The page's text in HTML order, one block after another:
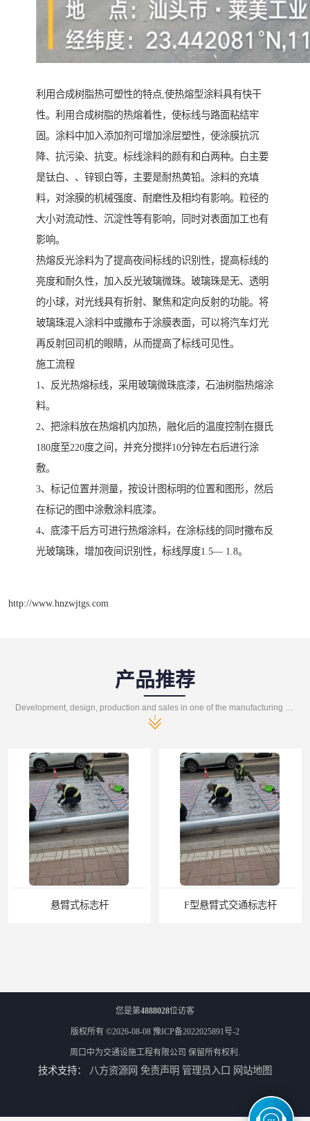
利用合成树脂热可塑性的特点,使热熔型涂料具有快干
性。利用合成树脂的热熔着性，使标线与路面粘结牢
固。涂料中加入添加剂可增加涂层塑性，使涂膜抗沉
降、抗污染、抗变。标线涂料的颜有和白两种。白主要
是钛白、、锌钡白等，主要是耐热黄铅。涂料的充填
料，对涂膜的机械强度、耐磨性及相均有影响。粒径的
大小对流动性、沉淀性等有影响，同时对表面加工也有
影响。
热熔反光涂料为了提高夜间标线的识别性，提高标线的
亮度和耐久性，加入反光玻璃微珠。玻璃珠是无、透明
的小球，对光线具有折射、聚焦和定向反射的功能。将
玻璃珠混入涂料中或撒布于涂膜表面，可以将汽车灯光
再反射回司机的眼睛，从而提高了标线可见性。
施工流程
1、反光热熔标线，采用玻璃微珠底漆，石油树脂热熔涂
料。
2、把涂料放在热熔机内加热，融化后的温度控制在摄氏
180度至220度之间，并充分搅拌10分钟左右后进行涂
敷。
3、标记位置并测量，按设计图标明的位置和图形，然后
在标记的图中涂敷涂料底漆。
4、底漆干后方可进行热熔涂料，在涂标线的同时撒布反
光玻璃珠，增加夜间识别性，标线厚度1.5— 1.8。
http://www.hnzwjtgs.com
产品推荐
F型悬臂式交通标志杆
您是第4888028位访客
版权所有 ©2026-08-08 豫ICP备2022025891号-2
周口中为交通设施工程有限公司 保留所有权利.
技术支持： 八方资源网 免责声明 管理员入口 网站地图